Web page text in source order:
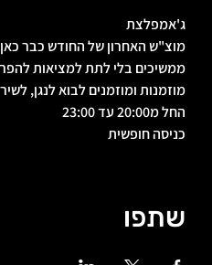
ג'אמפלצת
מוצ"ש האחרון של החודש כבר כאן
ממשיכים בלי לתת למציאות
מוזמנות ומוזמנים לבוא לנגן,
החל מ20:00 עד 23:00
כניסה חופשית
שתפו